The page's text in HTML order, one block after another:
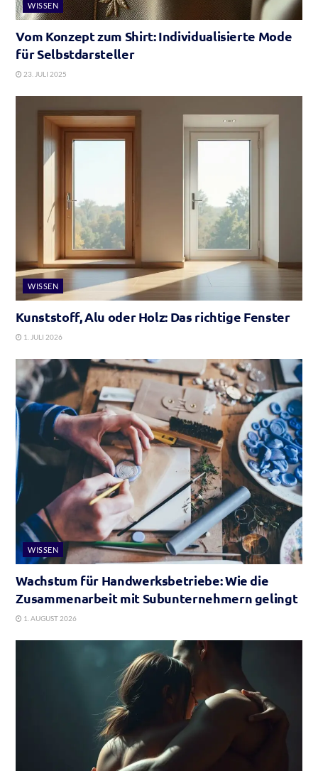
WISSEN
Vom Konzept zum Shirt: Individualisierte Mode
für Selbstdarsteller
23. JULI 2025
WISSEN
Kunststoff, Alu oder Holz: Das richtige Fenster
1. JULI 2026
WISSEN
Wachstum für Handwerksbetriebe: Wie die
Zusammenarbeit mit Subunternehmern gelingt
1. AUGUST 2026